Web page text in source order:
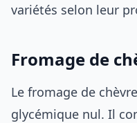
variétés selon leur
Fromage de
Le fromage de
glycémique nul. Il